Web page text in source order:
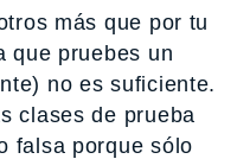
más que por tu
que pruebes un
no es suficiente.
clases de prueba
falsa porque sólo